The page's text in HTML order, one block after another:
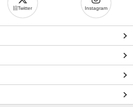
旧Twitter Instagram